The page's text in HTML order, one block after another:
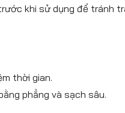
khi sử dụng để tránh
thời gian.
phẳng và sạch sâu.